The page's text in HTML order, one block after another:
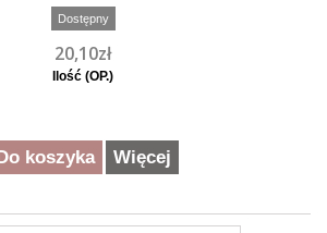
Dostępny
20,10zł
Ilość (OP.)
Do koszyka Więcej